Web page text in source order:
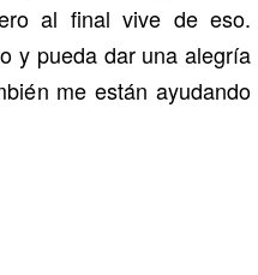
al final vive de eso.
y pueda dar una alegría
me están ayudando